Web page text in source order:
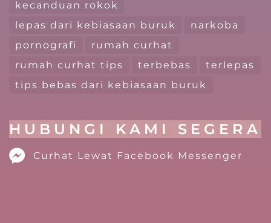
kecanduan rokok
lepas dari kebiasaan buruk
narkoba
pornografi
rumah curhat
rumah curhat tips
terbebas
terlepas
tips bebas dari kebiasaan buruk
HUBUNGI KAMI SEGERA
Curhat Lewat Facebook Messenger